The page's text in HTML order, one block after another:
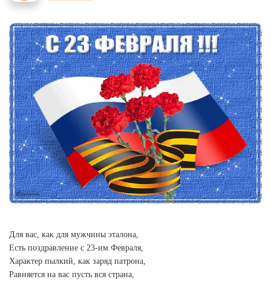
Для вас, как для мужчины эталона,
Есть поздравление с 23-им Февраля,
Характер пылкий, как заряд патрона,
Равняется на вас пусть вся страна,